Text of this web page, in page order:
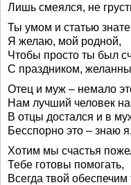
Лишь смеялся, не
Ты умом и статью
Я желаю, мой родной,
Чтобы просто ты был
С праздником,
Отец и муж – немало
Нам лучший человек на
В отцы достался и в
Бесспорно это – знаю я.
Хотим мы счастья
Тебе готовы помогать,
Всегда твой обеспечим